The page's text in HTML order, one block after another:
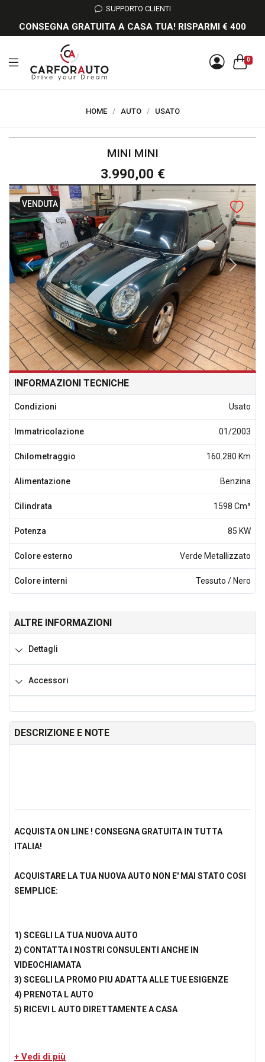
SUPPORTO CLIENTI
CONSEGNA GRATUITA A CASA TUA! RISPARMI € 400
0
HOME / AUTO / USATO
MINI MINI
3.990,00 €
VENDUTA
INFORMAZIONI TECNICHE
Condizioni Usato
Immatricolazione 01/2003
Chilometraggio 160.280 Km
Alimentazione Benzina
Cilindrata 1598 Cm³
Potenza 85 KW
Colore esterno Verde Metallizzato
Colore interni Tessuto / Nero
ALTRE INFORMAZIONI
Dettagli
Accessori
DESCRIZIONE E NOTE
ACQUISTA ON LINE ! CONSEGNA GRATUITA IN TUTTA
ITALIA!
ACQUISTARE LA TUA NUOVA AUTO NON E' MAI STATO COSI
SEMPLICE:
1) SCEGLI LA TUA NUOVA AUTO
2) CONTATTA I NOSTRI CONSULENTI ANCHE IN
VIDEOCHIAMATA
3) SCEGLI LA PROMO PIU ADATTA ALLE TUE ESIGENZE
4) PRENOTA L AUTO
5) RICEVI L AUTO DIRETTAMENTE A CASA